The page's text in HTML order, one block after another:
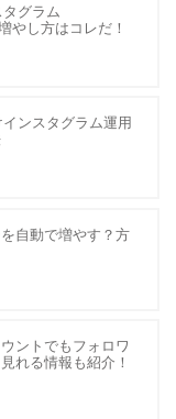
グラム
やし方はコレだ！
インスタグラム運用
自動で増やす？方
ントでもフォロワ
れる情報も紹介！